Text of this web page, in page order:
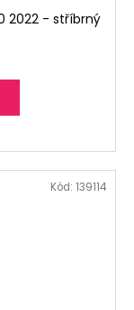
2022 - stříbrný
Kód: 139114